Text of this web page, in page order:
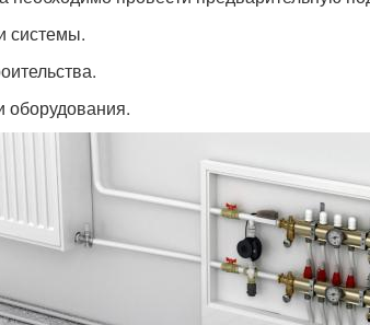
системы.
оборудования.